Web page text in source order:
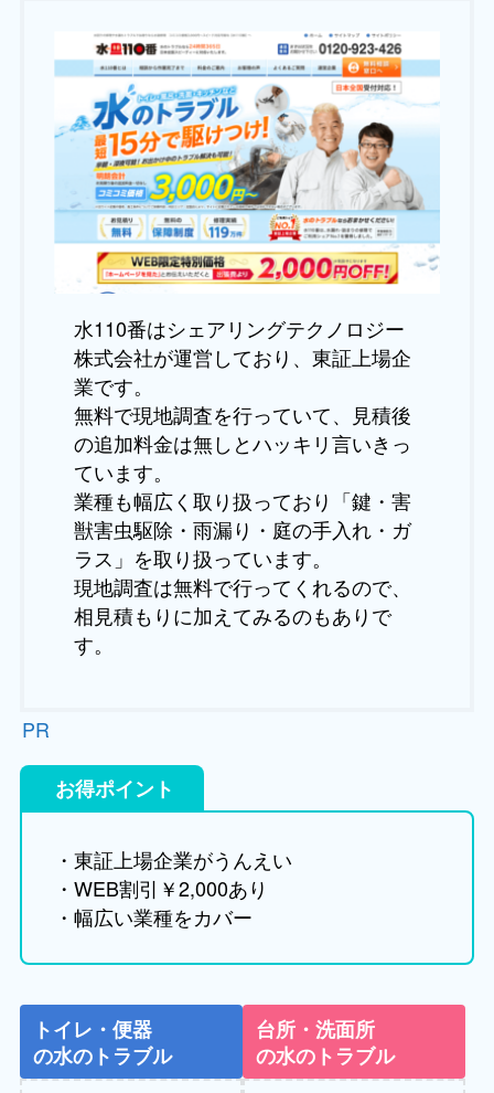
水110番はシェアリングテクノロジー
株式会社が運営しており、東証上場企
業です。
無料で現地調査を行っていて、見積後
の追加料金は無しとハッキリ言いきっ
ています。
業種も幅広く取り扱っており「鍵・害
獣害虫駆除・雨漏り・庭の手入れ・ガ
ラス」を取り扱っています。
現地調査は無料で行ってくれるので、
相見積もりに加えてみるのもありで
す。
PR
お得ポイント
・東証上場企業がうんえい
・WEB割引￥2,000あり
・幅広い業種をカバー
トイレ・便器
の水のトラブル
台所・洗面所
の水のトラブル